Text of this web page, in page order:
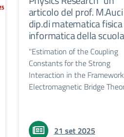
articolo del prof.
dip.di matematica
informatica della scuola
"Estimation of the Coupling
Constants for the Strong
Interaction in the
Electromagnetic Bridge
21 set 2025